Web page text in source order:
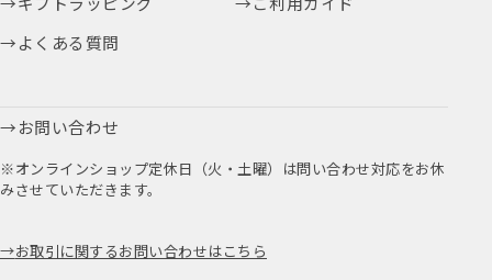
よくある質問
お問い合わせ
※オンラインショップ定休日（火・土曜）は問い合わせ対応をお休
みさせていただきます。
お取引に関するお問い合わせはこちら